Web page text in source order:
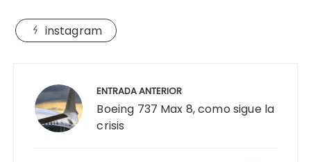
instagram
entradas
ENTRADA ANTERIOR
Boeing 737 Max 8, como sigue la
crisis